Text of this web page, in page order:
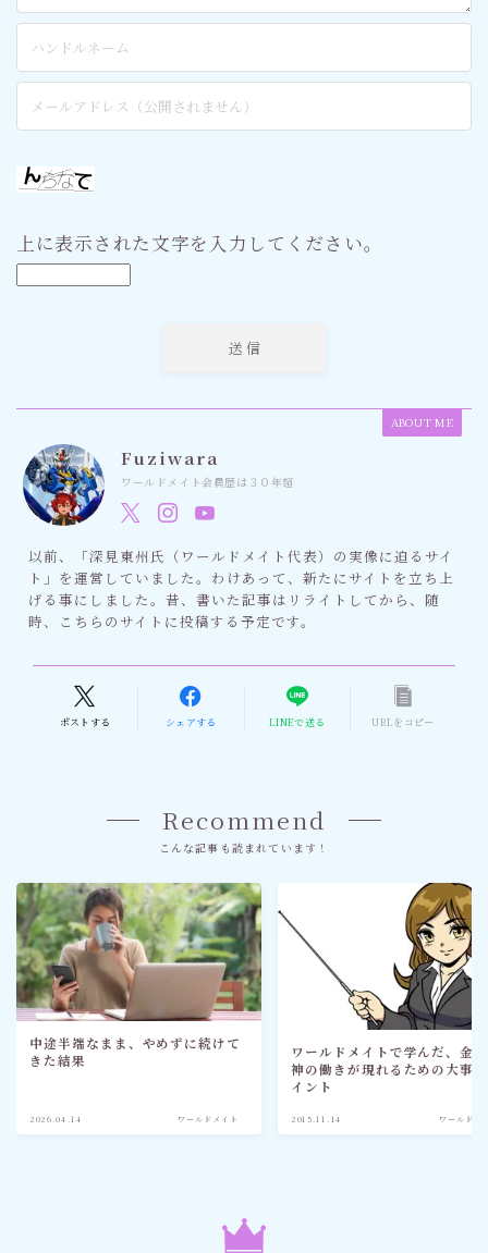
上に表示された文字を入力してください。
ABOUT ME
Fuziwara
ワールドメイト会員歴は３０年超
以前、「深見東州氏（ワールドメイト代表）の実像に迫るサイ
ト」を運営していました。わけあって、新たにサイトを立ち上
げる事にしました。昔、書いた記事はリライトしてから、随
時、こちらのサイトに投稿する予定です。
ポストする シェアする LINEで送る URLをコピー
Recommend
こんな記事も読まれています！
中途半端なまま、やめずに続けて
きた結果
2026.04.14 ワールドメイト
ワールドメイトで学んだ、金
神の働きが現れるための大事
イント
2015.11.14 ワールドメ